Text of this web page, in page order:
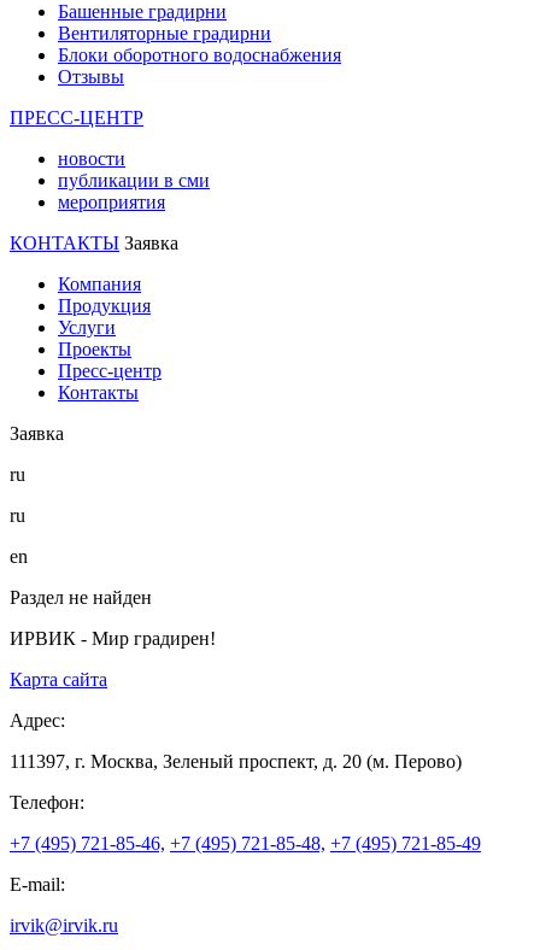
Башенные градирни
Вентиляторные градирни
Блоки оборотного водоснабжения
Отзывы
ПРЕСС-ЦЕНТР
новости
публикации в сми
мероприятия
КОНТАКТЫ Заявка
Компания
Продукция
Услуги
Проекты
Пресс-центр
Контакты
Заявка
ru
ru
en
Раздел не найден
ИРВИК - Мир градирен!
Карта сайта
Адрес:
111397, г. Москва, Зеленый проспект, д. 20 (м. Перово)
Телефон:
+7 (495) 721-85-46, +7 (495) 721-85-48, +7 (495) 721-85-49
E-mail:
irvik@irvik.ru